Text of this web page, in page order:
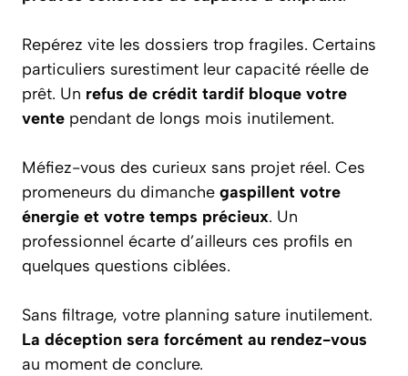
Repérez vite les dossiers trop fragiles. Certains
particuliers surestiment leur capacité réelle de
prêt. Un refus de crédit tardif bloque votre
vente pendant de longs mois inutilement.
Méfiez-vous des curieux sans projet réel. Ces
promeneurs du dimanche gaspillent votre
énergie et votre temps précieux. Un
professionnel écarte d’ailleurs ces profils en
quelques questions ciblées.
Sans filtrage, votre planning sature inutilement.
La déception sera forcément au rendez-vous
au moment de conclure.